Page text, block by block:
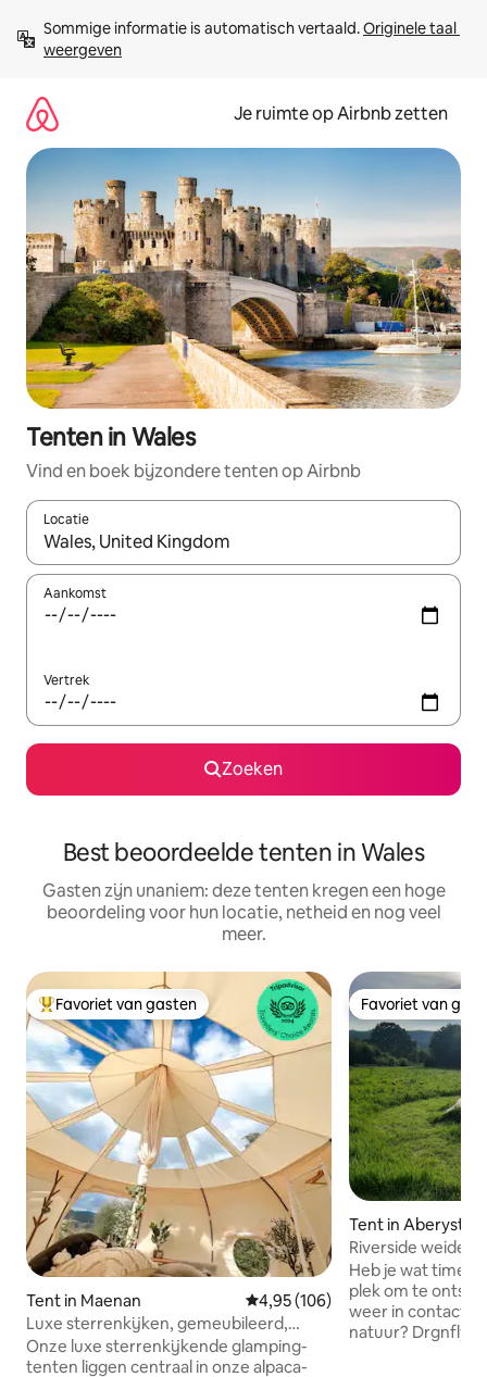
direct
naar
Sommige informatie is automatisch vertaald. Originele taal
weergeven
Je ruimte op Airbnb zetten
Tenten in Wales
Vind en boek bijzondere tenten op Airbnb
Locatie
Wanneer er suggesties beschikbaar zijn, maak je een keuze
Aankomst
Vertrek
Zoeken
Best beoordeelde tenten in Wales
Gasten zijn unaniem: deze tenten kregen een hoge
beoordeling voor hun locatie, netheid en nog veel
meer.
Topfavoriet van gasten
Favoriet van gasten
Tent in Maenan Gemiddelde beoordeling van
4,95 (106)
Luxe sterrenkijken, gemeubileerd,
glamping-tent
Onze luxe sterrenkijkende glamping-
tenten liggen centraal in onze alpaca-
Favoriet van
Favoriet van
Tent in
Riverside weide
(Dragon fly)
Heb je wat time-
plek om te
weer in contact
natuur? Drgnfly Glamping ligt aan de